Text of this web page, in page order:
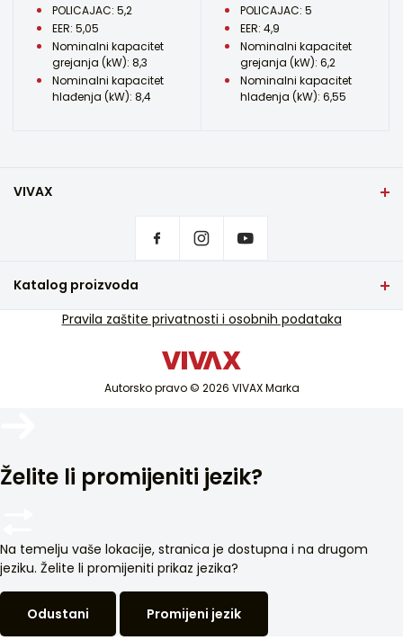
POLICAJAC: 5,2
EER: 5,05
Nominalni kapacitet
grejanja (kW): 8,3
Nominalni kapacitet
hlađenja (kW): 8,4
POLICAJAC: 5
EER: 4,9
Nominalni kapacitet
grejanja (kW): 6,2
Nominalni kapacitet
hlađenja (kW): 6,55
VIVAX
Gde kupiti VIVAX proizvode?
Servisna podrška
Servisna podrška van garancije
Katalog proizvoda
TV i audio
Autorsko pravo © 2026 VIVAX Marka
Pravila zaštite privatnosti i osobnih podataka
Želite li promijeniti jezik?
Na temelju vaše lokacije, stranica je dostupna i na drugom
jeziku. Želite li promijeniti prikaz jezika?
Odustani Promijeni jezik